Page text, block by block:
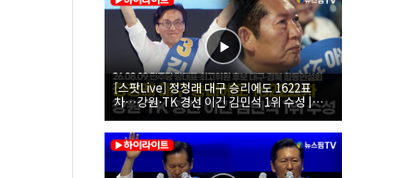
[스팟Live] 정청래 대구 승리에도 1622표
차…강원·TK 경선 이긴 김민석 1위 수성 |
26.08.09 더불어민주당 당대표·최고위원 후
보 대구·경북 합동연설회